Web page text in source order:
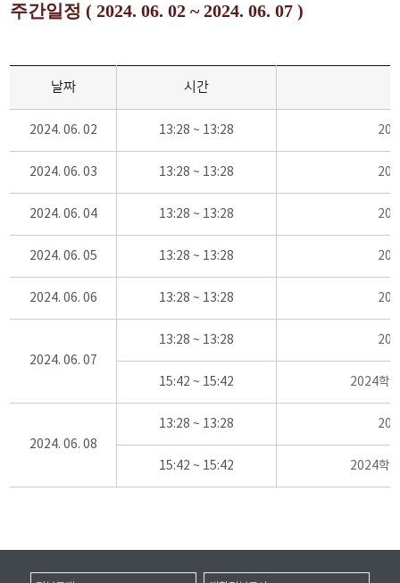
주간일정 ( 2024. 06. 02 ~ 2024. 06. 07 )
날짜 시간
2024. 06. 02 13:28 ~ 13:28
2024. 06. 03 13:28 ~ 13:28
2024. 06. 04 13:28 ~ 13:28
2024. 06. 05 13:28 ~ 13:28
2024. 06. 06 13:28 ~ 13:28
2024. 06. 07
13:28 ~ 13:28
15:42 ~ 15:42 2024학
2024. 06. 08
13:28 ~ 13:28
15:42 ~ 15:42 2024학